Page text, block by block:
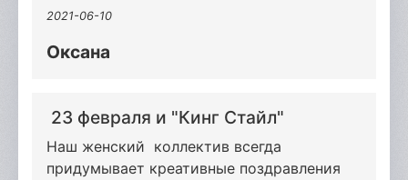
2021-06-10
Оксана
23 февраля и "Кинг Стайл"
Наш женский коллектив всегда
придумывает креативные поздравления